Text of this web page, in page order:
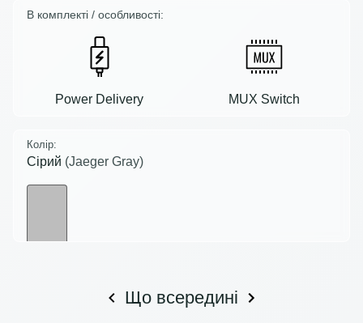
В комплекті / особливості:
Power Delivery MUX Switch
Колір:
Сірий (Jaeger Gray)
Що всередині